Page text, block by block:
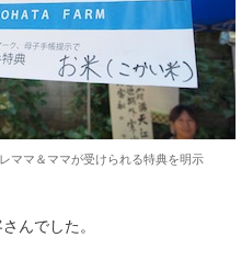
ママ＆ママが受けられる特典を明示
んでした。